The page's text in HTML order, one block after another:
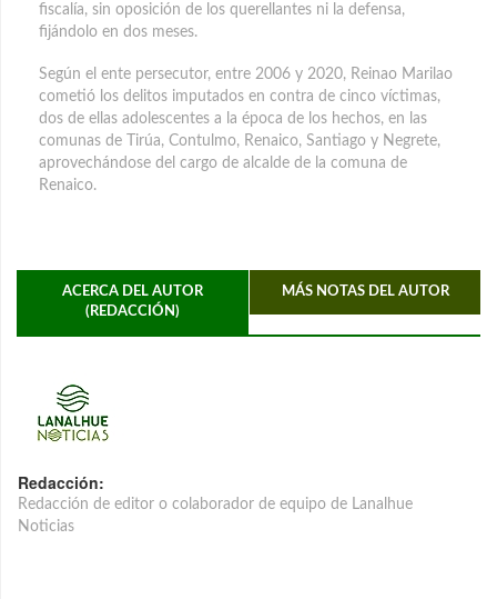
fiscalía, sin oposición de los querellantes ni la defensa,
fijándolo en dos meses.
Según el ente persecutor, entre 2006 y 2020, Reinao Marilao
cometió los delitos imputados en contra de cinco víctimas,
dos de ellas adolescentes a la época de los hechos, en las
comunas de Tirúa, Contulmo, Renaico, Santiago y Negrete,
aprovechándose del cargo de alcalde de la comuna de
Renaico.
ACERCA DEL AUTOR
(REDACCIÓN)
MÁS NOTAS DEL AUTOR
Redacción:
Redacción de editor o colaborador de equipo de Lanalhue
Noticias